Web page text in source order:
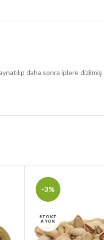
daha sonra iplere
-3%
STOKT
A YOK